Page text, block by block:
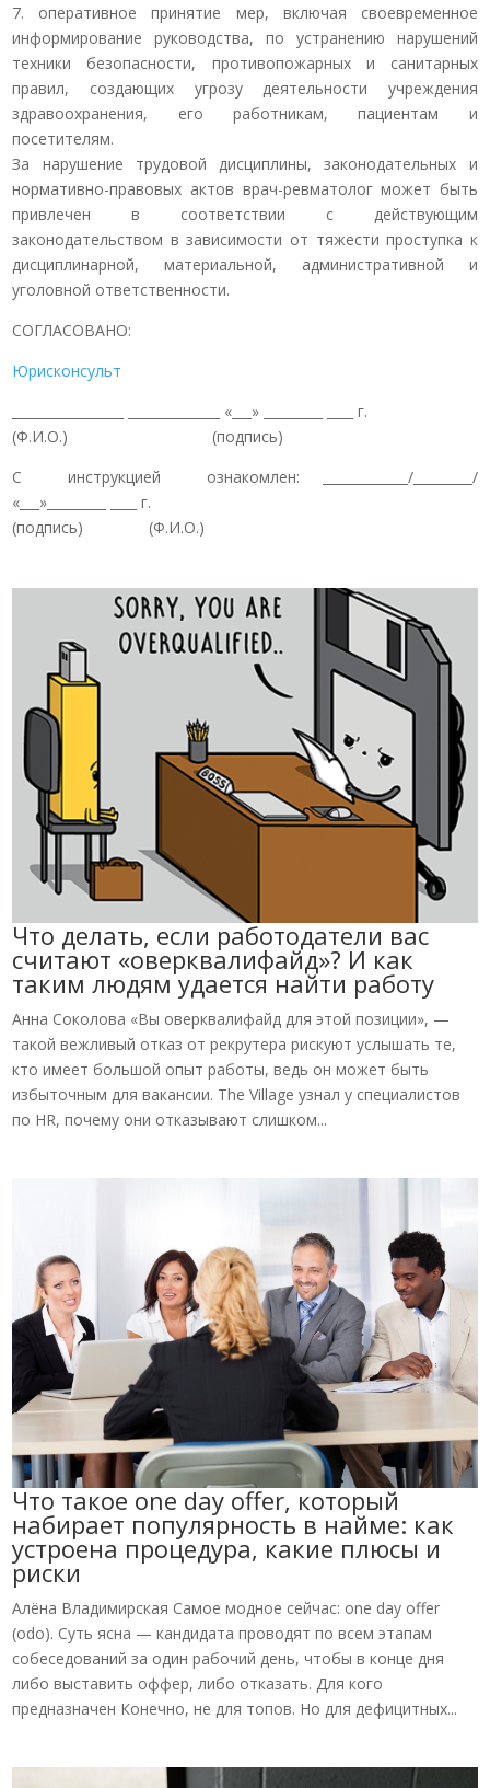
7. оперативное принятие мер, включая своевременное
информирование руководства, по устранению нарушений
техники безопасности, противопожарных и санитарных
правил, создающих угрозу деятельности учреждения
здравоохранения, его работникам, пациентам и
посетителям.
За нарушение трудовой дисциплины, законодательных и
нормативно-правовых актов врач-ревматолог может быть
привлечен в соответствии с действующим
законодательством в зависимости от тяжести проступка к
дисциплинарной, материальной, административной и
уголовной ответственности.
СОГЛАСОВАНО:
Юрисконсульт
_________________ ______________ «___» _________ ____ г.
(Ф.И.О.) (подпись)
С инструкцией ознакомлен: _____________/_________/
«___»_________ ____ г.
(подпись) (Ф.И.О.)
Что делать, если работодатели вас
считают «оверквалифайд»? И как
таким людям удается найти работу
Анна Соколова «Вы оверквалифайд для этой позиции», —
такой вежливый отказ от рекрутера рискуют услышать те,
кто имеет большой опыт работы, ведь он может быть
избыточным для вакансии. The Village узнал у специалистов
по HR, почему они отказывают слишком...
Что такое one day offer, который
набирает популярность в найме: как
устроена процедура, какие плюсы и
риски
Алёна Владимирская Самое модное сейчас: one day offer
(odo). Суть ясна — кандидата проводят по всем этапам
собеседований за один рабочий день, чтобы в конце дня
либо выставить оффер, либо отказать. Для кого
предназначен Конечно, не для топов. Но для дефицитных...